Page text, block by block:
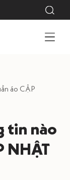
áo CẬP
tin nào
NHẬT